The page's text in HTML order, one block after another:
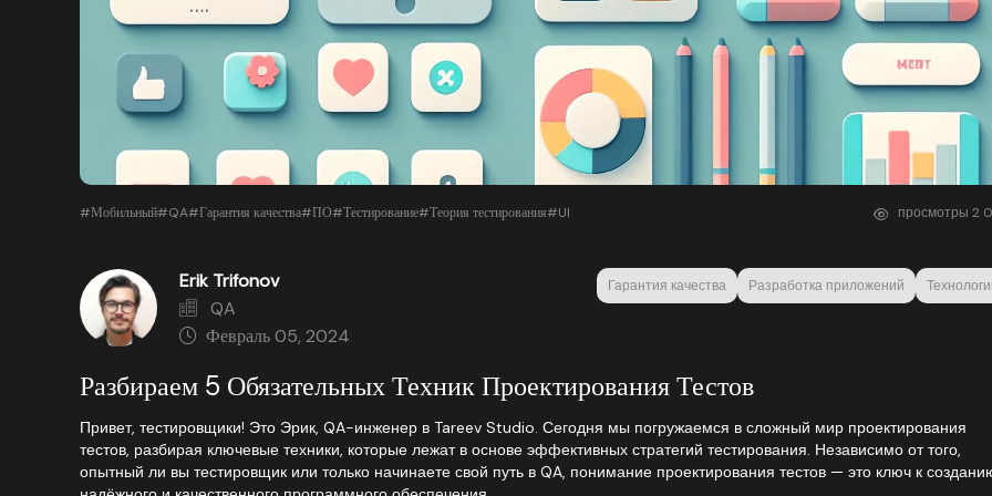
#Мобильный#QA#Гарантия качества#ПО#Тестирование#Теория тестирования#UI просмотры 2
Erik Trifonov
QA
Февраль 05, 2024
Гарантия качества Разработка приложений
Разбираем 5 Обязательных Техник Проектирования Тестов
Привет, тестировщики! Это Эрик, QA-инженер в Tareev Studio. Сегодня мы погружаемся в сложный мир проектирования
тестов, разбирая ключевые техники, которые лежат в основе эффективных стратегий тестирования. Независимо от того,
опытный ли вы тестировщик или только начинаете свой путь в QA, понимание проектирования тестов — это ключ к